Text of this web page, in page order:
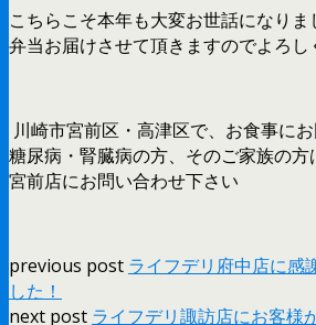
こちらこそ本年も大変お世話になり
弁当お届けさせて頂きますのでよろし
川崎市宮前区・高津区で、お食事にお
糖尿病・腎臓病の方、そのご家族の
宮前店にお問い合わせ下さい
previous post ライフデリ府中店に感
した！
next post ライフデリ諏訪店にお客様